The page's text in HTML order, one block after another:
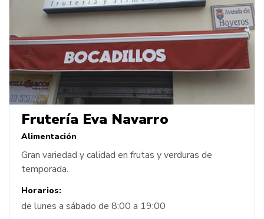
Frutería Eva Navarro
Alimentación
Gran variedad y calidad en frutas y verduras de
temporada.
Horarios:
de lunes a sábado de 8:00 a 19:00